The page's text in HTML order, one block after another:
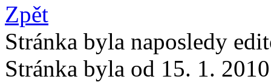
Zpět
Stránka byla naposledy
Stránka byla od 15. 1.